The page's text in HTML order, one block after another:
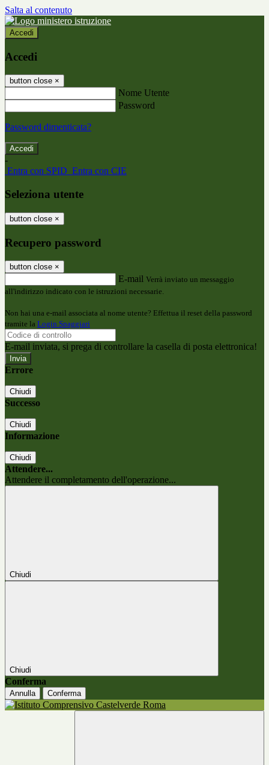
Salta al contenuto
Accedi
Accedi
button close ×
Nome Utente
Password
Password dimenticata?
-
Entra con SPID Entra con CIE
Seleziona utente
button close ×
Recupero password
button close ×
E-mail Verrà inviato un messaggio
all'indirizzo indicato con le istruzioni necessarie.
Non hai una e-mail associata al nome utente? Effettua il reset della password
tramite la Login Spaggiari
E-mail inviata, si prega di controllare la casella di posta elettronica!
Errore
Chiudi
Successo
Chiudi
Informazione
Chiudi
Attendere...
Attendere il completamento dell'operazione...
Chiudi
Chiudi
Conferma
Annulla Conferma